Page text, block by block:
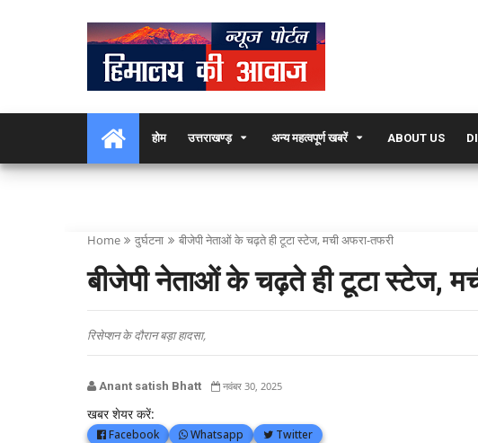
होम उत्तराखण्ड़ अन्य महत्वपूर्ण खबरें ABOUT US
Home दुर्घटना बीजेपी नेताओं के चढ़ते ही टूटा स्टेज, मची अफरा-तफरी
बीजेपी नेताओं के चढ़ते ही टूटा स्टेज,
रिसेप्शन के दौरान बड़ा हादसा,
Anant satish Bhatt नवंबर 30, 2025
खबर शेयर करें:
Facebook Whatsapp Twitter